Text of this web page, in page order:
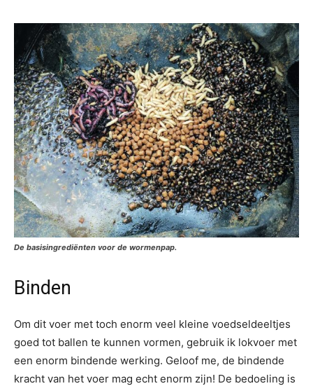
De basisingrediënten voor de wormenpap.
Binden
Om dit voer met toch enorm veel kleine voedseldeeltjes
goed tot ballen te kunnen vormen, gebruik ik lokvoer met
een enorm bindende werking. Geloof me, de bindende
kracht van het voer mag echt enorm zijn! De bedoeling is